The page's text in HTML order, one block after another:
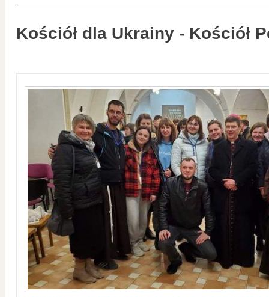
Kościół dla Ukrainy - Kościół